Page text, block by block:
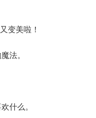
变美啦！
法。
什么。